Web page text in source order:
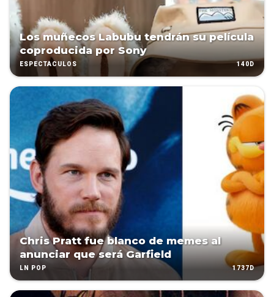
Los muñecos Labubu tendrán su película
coproducida por Sony
ESPECTÁCULOS 140D
Chris Pratt fue blanco de memes al
anunciar que será Garfield
LN POP 1737D